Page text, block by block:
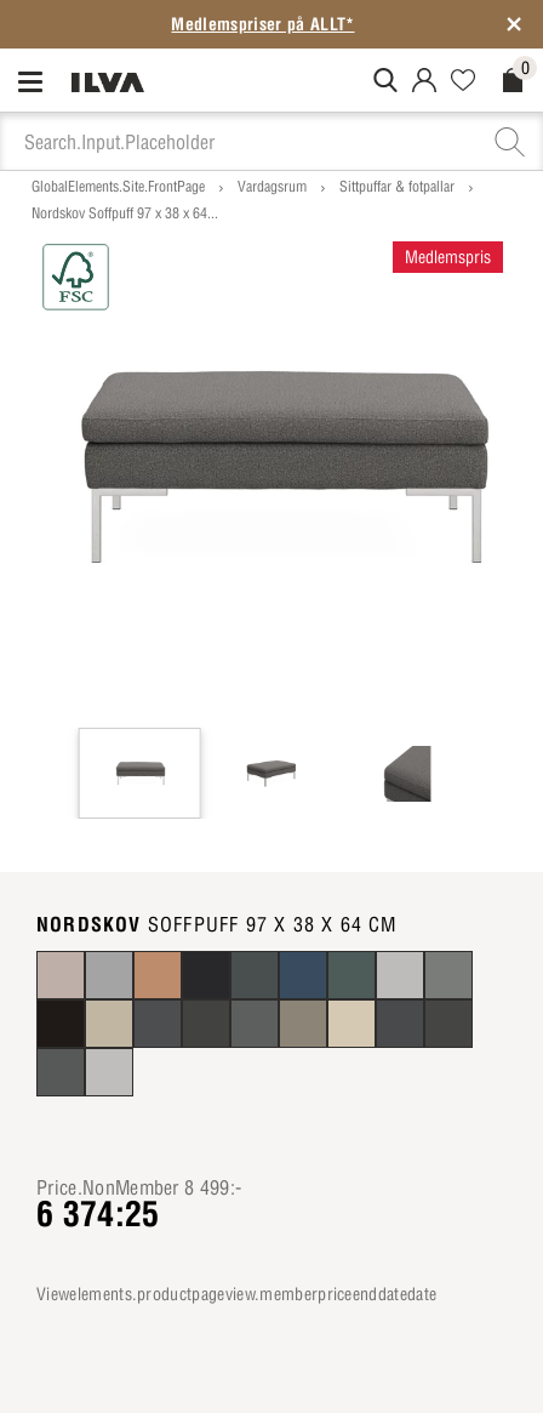
Medlemspriser på ALLT*
MitIlva.Login 0
GlobalElements.Site.FrontPage Vardagsrum
Sittpuffar & fotpallar
Nordskov Soffpuff 97 x 38 x 64...
Medlemspris
NORDSKOV SOFFPUFF 97 X 38 X 64 CM
Price.NonMember 8 499:-
6 374:25
viewelements.productpageview.memberpriceenddatedate